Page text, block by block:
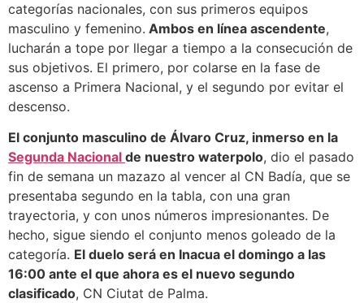
categorías nacionales, con sus primeros equipos
masculino y femenino. Ambos en línea ascendente,
lucharán a tope por llegar a tiempo a la consecución de
sus objetivos. El primero, por colarse en la fase de
ascenso a Primera Nacional, y el segundo por evitar el
descenso.
El conjunto masculino de Álvaro Cruz, inmerso en la
Segunda Nacional de nuestro waterpolo, dio el pasado
fin de semana un mazazo al vencer al CN Badía, que se
presentaba segundo en la tabla, con una gran
trayectoria, y con unos números impresionantes. De
hecho, sigue siendo el conjunto menos goleado de la
categoría. El duelo será en Inacua el domingo a las
16:00 ante el que ahora es el nuevo segundo
clasificado, CN Ciutat de Palma.